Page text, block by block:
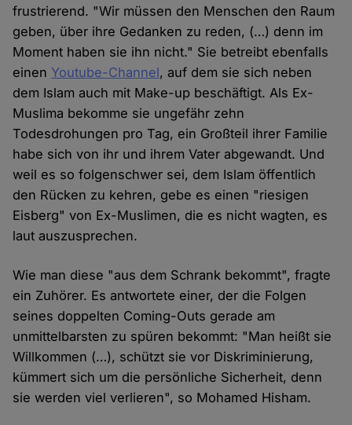
frustrierend. "Wir müssen den Menschen den Raum
geben, über ihre Gedanken zu reden, (…) denn im
Moment haben sie ihn nicht." Sie betreibt ebenfalls
einen Youtube-Channel, auf dem sie sich neben
dem Islam auch mit Make-up beschäftigt. Als Ex-
Muslima bekomme sie ungefähr zehn
Todesdrohungen pro Tag, ein Großteil ihrer Familie
habe sich von ihr und ihrem Vater abgewandt. Und
weil es so folgenschwer sei, dem Islam öffentlich
den Rücken zu kehren, gebe es einen "riesigen
Eisberg" von Ex-Muslimen, die es nicht wagten, es
laut auszusprechen.
Wie man diese "aus dem Schrank bekommt", fragte
ein Zuhörer. Es antwortete einer, der die Folgen
seines doppelten Coming-Outs gerade am
unmittelbarsten zu spüren bekommt: "Man heißt sie
Willkommen (…), schützt sie vor Diskriminierung,
kümmert sich um die persönliche Sicherheit, denn
sie werden viel verlieren", so Mohamed Hisham.